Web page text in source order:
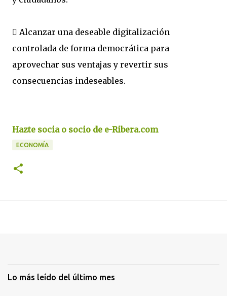
 Alcanzar una deseable digitalización
controlada de forma democrática para
aprovechar sus ventajas y revertir sus
consecuencias indeseables.
Hazte socia o socio de e-Ribera.com
ECONOMÍA
Lo más leído del último mes